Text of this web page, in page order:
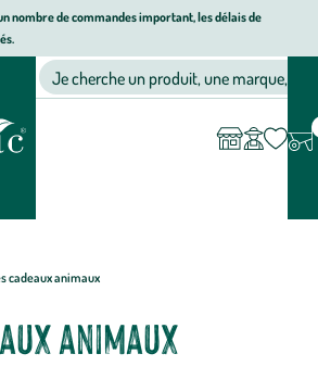
nombre de commandes important, les délais de
Je cherche un produit, une marque, un
compte
cadeaux animaux
animaux